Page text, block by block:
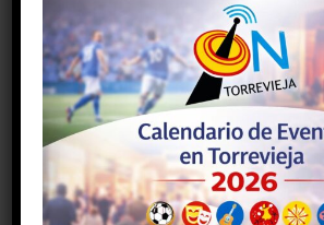
compañía para incluir a aquellos
más afectados por la crisis
colaboraron con la Campaña Cruz Roja
que cada cliente que se daba de alta
Clientes de la web. Con esta acción,
pretendía fomentar las gestiones
por la seguridad y salud de clientes y
que se promovían estos canales no